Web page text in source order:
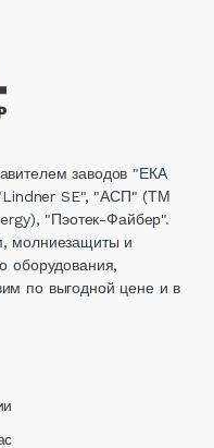
заводов "ЕКА
SE", "АСП" (ТМ
"Пэотек-Файбер".
молниезащиты и
оборудования,
по выгодной цене и в